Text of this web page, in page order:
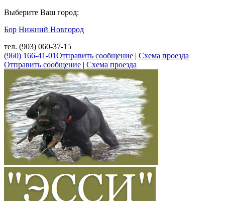
Выберите Ваш город:
Бор Нижний Новгород
тел. (903) 060-37-15
(960) 166-41-01Отправить сообщение | Схема проезда
Отправить сообщение | Схема проезда